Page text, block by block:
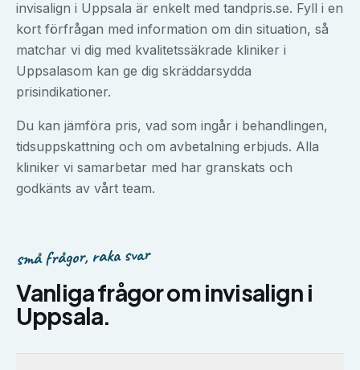
invisalign i Uppsala är enkelt med tandpris.se. Fyll i en
kort förfrågan med information om din situation, så
matchar vi dig med kvalitetssäkrade kliniker i
Uppsalasom kan ge dig skräddarsydda
prisindikationer.
Du kan jämföra pris, vad som ingår i behandlingen,
tidsuppskattning och om avbetalning erbjuds. Alla
kliniker vi samarbetar med har granskats och
godkänts av vårt team.
små frågor, raka svar
Vanliga frågor ominvisalign i
Uppsala.